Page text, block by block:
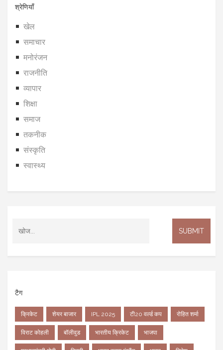
श्रेणियाँ
खेल
समाचार
मनोरंजन
राजनीति
व्यापार
शिक्षा
समाज
तकनीक
संस्कृति
स्वास्थ्य
टैग
क्रिकेट शेयर बाजार IPL 2025 टी20 वर्ल्ड कप रोहित शर्मा
विराट कोहली बॉलीवुड भारतीय क्रिकेट भाजपा